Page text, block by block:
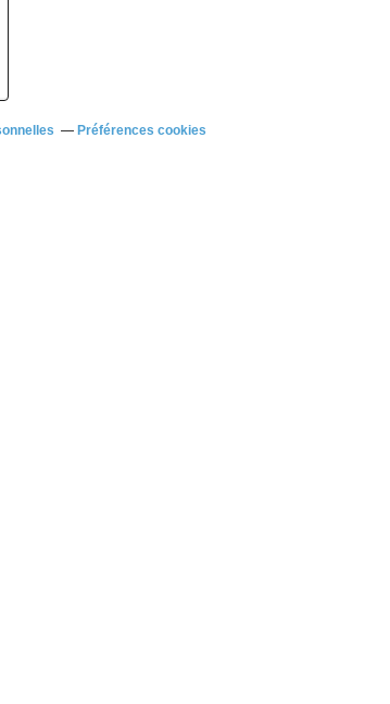
Préférences cookies